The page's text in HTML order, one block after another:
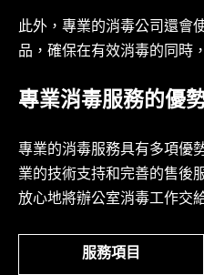
此外，專業的消毒公司還會
品，確保在有效消毒的同時
專業消毒服務的優
專業的消毒服務具有多項優
業的技術支持和完善的售後
放心地將辦公室消毒工作交
服務項目